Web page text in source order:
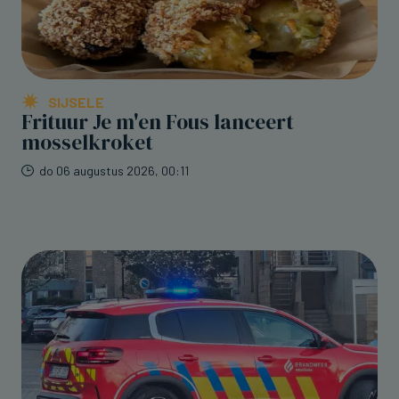
SIJSELE
Frituur Je m'en Fous lanceert
mosselkroket
do 06 augustus 2026, 00:11